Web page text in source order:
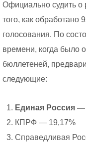
Официально судить о
того, как обработано
голосования. По
времени, когда было
бюллетеней,
следующие:
Единая Россия —
КПРФ — 19,17%
Справедливая